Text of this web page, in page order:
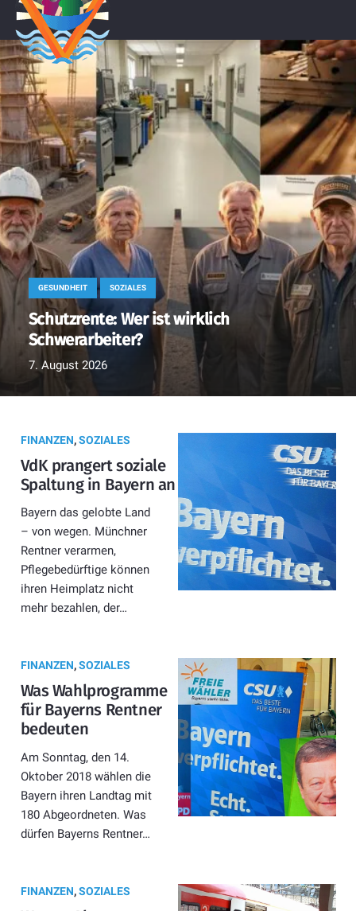
GESUNDHEIT SOZIALES
Schutzrente: Wer ist wirklich
Schwerarbeiter?
7. August 2026
FINANZEN,SOZIALES
VdK prangert soziale
Spaltung in Bayern an
Bayern das gelobte Land
– von wegen. Münchner
Rentner verarmen,
Pflegebedürftige können
ihren Heimplatz nicht
mehr bezahlen, der…
FINANZEN,SOZIALES
Was Wahlprogramme
für Bayerns Rentner
bedeuten
Am Sonntag, den 14.
Oktober 2018 wählen die
Bayern ihren Landtag mit
180 Abgeordneten. Was
dürfen Bayerns Rentner…
FINANZEN,SOZIALES